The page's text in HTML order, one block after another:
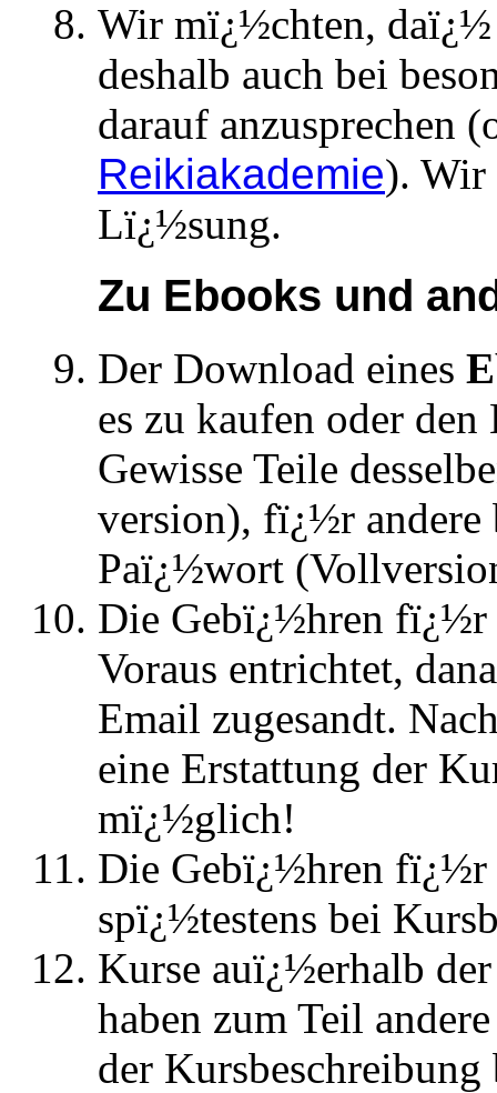
Wir mï¿½chten,
deshalb auch bei
darauf anzusprechen
Reikiakademie). Wir
Lï¿½sung.
Zu Ebooks und
Der Download eines
es zu kaufen oder
Gewisse Teile
version), fï¿½r
Paï¿½wort
Die Gebï¿½hren fï¿½r
Voraus entrichtet,
Email zugesandt.
eine Erstattung der
mï¿½glich!
Die Gebï¿½hren fï¿½r
spï¿½testens bei
Kurse auï¿½erhalb
haben zum Teil
der Kursbeschreibung